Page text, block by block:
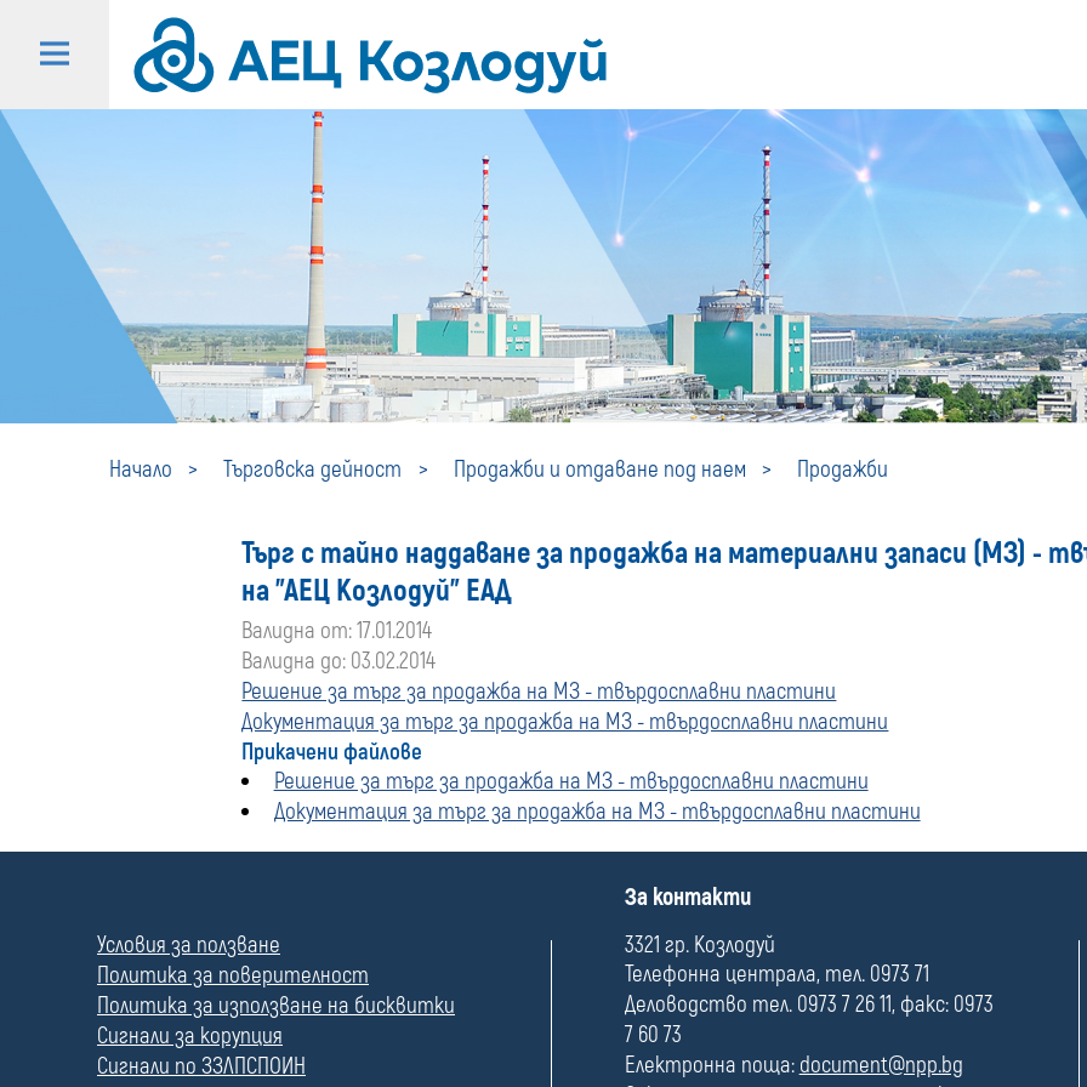
Начало Търговска дейност Продажби и отдаване под наем Продажби
Продажби
Търг с тайно наддаване за продажба на материални запаси (МЗ) -
на "АЕЦ Козлодуй" ЕАД
Валидна от: 17.01.2014
Валидна до: 03.02.2014
Решение за търг за продажба на МЗ - твърдосплавни пластини
Документация за търг за продажба на МЗ - твърдосплавни пластини
Прикачени файлове
Решение за търг за продажба на МЗ - твърдосплавни пластини
Документация за търг за продажба на МЗ - твърдосплавни пластини
л
е
Условия за ползване
Политика за поверителност
Политика за използване на бисквитки
Сигнали за корупция
Сигнали по ЗЗЛПСПОИН
П
л
е
За контакти
3321 гр. Козлодуй
Телефонна централа, тел. 0973 71
Деловодство тел. 0973 7 26 11, факс: 0973
7 60 73
Електронна поща: document@npp.bg